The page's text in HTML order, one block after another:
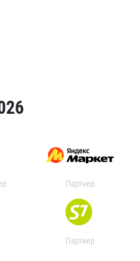
Партнер
Партнер